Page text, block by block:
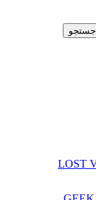
جستجو